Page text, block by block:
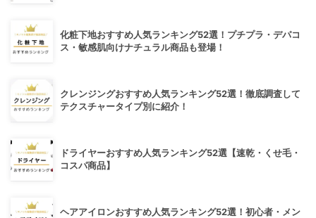
化粧下地おすすめ人気ランキング52選！プチプラ・デパコ
ス・敏感肌向けナチュラル商品も登場！
クレンジングおすすめ人気ランキング52選！徹底調査して
テクスチャータイプ別に紹介！
ドライヤーおすすめ人気ランキング52選【速乾・くせ毛・
コスパ商品】
ヘアアイロンおすすめ人気ランキング52選！初心者・メン